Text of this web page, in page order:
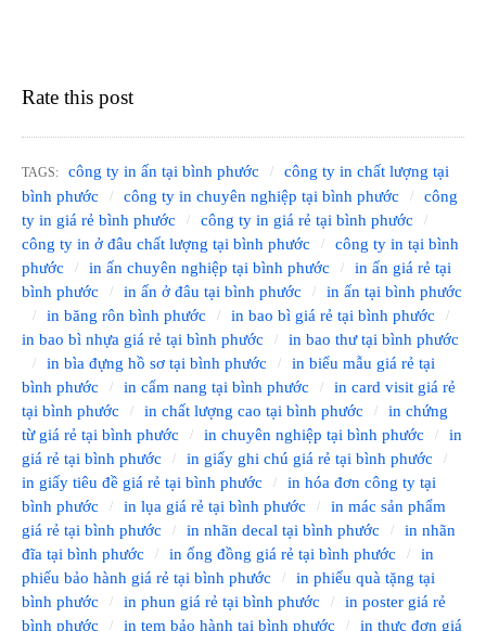
Rate this post
TAGS: công ty in ấn tại bình phước
công ty in chất lượng tại
bình phước
công ty in chuyên nghiệp tại bình phước
công
ty in giá rẻ bình phước
công ty in giá rẻ tại bình phước
công ty in ở đâu chất lượng tại bình phước
công ty in tại bình
phước
in ấn chuyên nghiệp tại bình phước
in ấn giá rẻ tại
bình phước
in ấn ở đâu tại bình phước
in ấn tại bình phước
in băng rôn bình phước
in bao bì giá rẻ tại bình phước
in bao bì nhựa giá rẻ tại bình phước
in bao thư tại bình phước
in bìa đựng hồ sơ tại bình phước
in biểu mẫu giá rẻ tại
bình phước
in cẩm nang tại bình phước
in card visit giá rẻ
tại bình phước
in chất lượng cao tại bình phước
in chứng
từ giá rẻ tại bình phước
in chuyên nghiệp tại bình phước
in
giá rẻ tại bình phước
in giấy ghi chú giá rẻ tại bình phước
in giấy tiêu đề giá rẻ tại bình phước
in hóa đơn công ty tại
bình phước
in lụa giá rẻ tại bình phước
in mác sản phẩm
giá rẻ tại bình phước
in nhãn decal tại bình phước
in nhãn
đĩa tại bình phước
in ống đồng giá rẻ tại bình phước
in
phiếu bảo hành giá rẻ tại bình phước
in phiếu quà tặng tại
bình phước
in phun giá rẻ tại bình phước
in poster giá rẻ
bình phước
in tem bảo hành tại bình phước
in thực đơn giá